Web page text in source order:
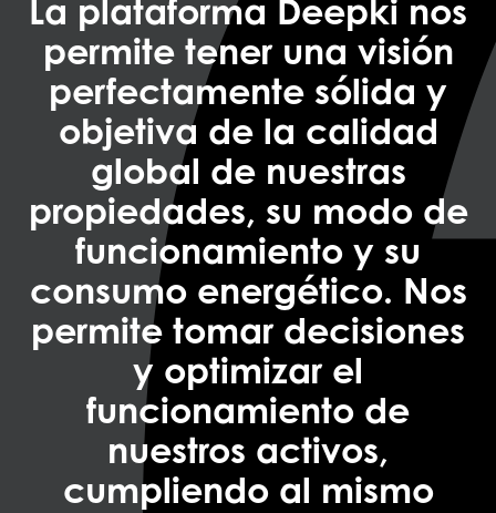
La plataforma Deepki nos
permite tener una visión
perfectamente sólida y
objetiva de la calidad
global de nuestras
propiedades, su modo de
funcionamiento y su
consumo energético. Nos
permite tomar decisiones
y optimizar el
funcionamiento de
nuestros activos,
cumpliendo al mismo